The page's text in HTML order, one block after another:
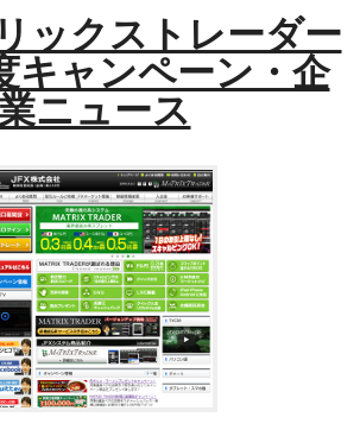
ックストレーダー
キャンペーン・企
ニュース